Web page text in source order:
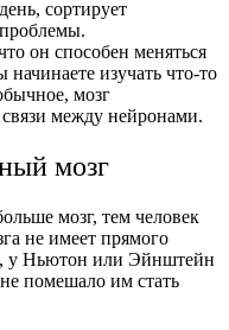
сортирует
он способен меняться
изучать что-то
мозг
связи между нейронами.
мозг
мозг, тем человек
не имеет прямого
у Ньютон или Эйнштейн
помешало им стать